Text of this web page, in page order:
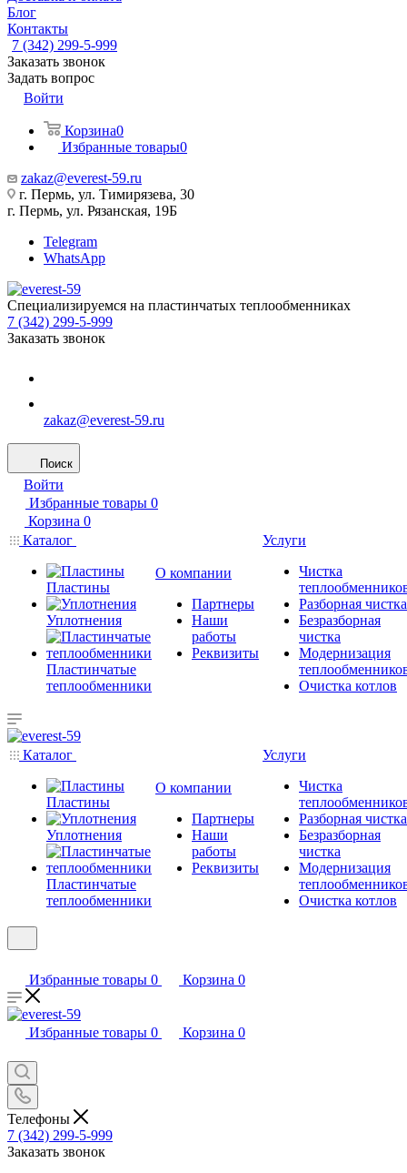
Блог
Контакты
7 (342) 299-5-999
Заказать звонок
Задать вопрос
Войти
Корзина0
Избранные товары0
zakaz@everest-59.ru
г. Пермь, ул. Тимирязева, 30
г. Пермь, ул. Рязанская, 19Б
Telegram
WhatsApp
Специализируемся на пластинчатых теплообменниках
7 (342) 299-5-999
Заказать звонок
zakaz@everest-59.ru
Поиск
Войти
Избранные товары 0
Корзина 0
Каталог
Пластины
Уплотнения
Пластинчатые
теплообменники
О компании
Партнеры
Наши
работы
Реквизиты
Услуги
Чистка
Разборная чистка
Безразборная
чистка
Модернизация
Очистка котлов
Каталог
Пластины
Уплотнения
Пластинчатые
теплообменники
О компании
Партнеры
Наши
работы
Реквизиты
Услуги
Чистка
Разборная чистка
Безразборная
чистка
Модернизация
Очистка котлов
Избранные товары 0 Корзина 0
Избранные товары 0 Корзина 0
Телефоны
7 (342) 299-5-999
Заказать звонок